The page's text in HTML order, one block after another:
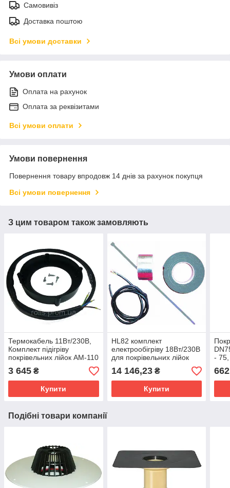
Самовивіз
Доставка поштою
Всі умови доставки
Умови оплати
Оплата на рахунок
Оплата за реквізитами
Всі умови оплати
Умови повернення
Повернення товару впродовж 14 днів за рахунок покупця
Всі умови повернення
З цим товаром також замовляють
Термокабель 11Вт/230В,
Комплект підігріву
покрівельних лійок АМ-110
3 645 ₴
Купити
HL82 комплект
електрообігріву 18Вт/230В
для покрівельних лійок
водостічних трапів та труб
14 146,23₴
Купити
- 75,
662
Подібні товари компанії